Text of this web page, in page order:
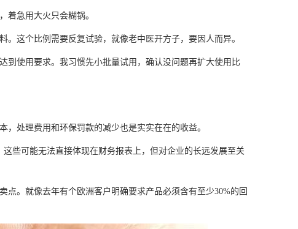
着急用大火只会糊锅。
这个比例需要反复试验，就像老中医开方子，要因人而异。
到使用要求。我习惯先小批量试用，确认没问题再扩大使用比
处理费用和环保罚款的减少也是实实在在的收益。
些可能无法直接体现在财务报表上，但对企业的长远发展至关
。就像去年有个欧洲客户明确要求产品必须含有至少30%的回